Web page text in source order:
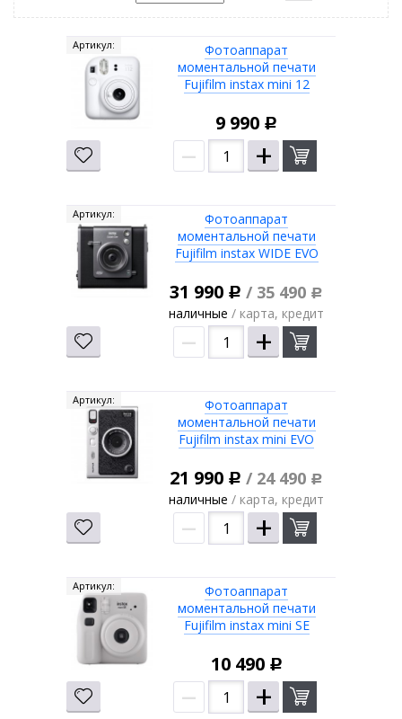
Фотоаппарат
моментальной печати
Fujifilm instax mini 12
Артикул:
9 990 Р
– +
Фотоаппарат
моментальной печати
Fujifilm instax WIDE EVO
Артикул:
31 990 Р / 35 490 Р
наличные/ карта, кредит
– +
Фотоаппарат
моментальной печати
Fujifilm instax mini EVO
Артикул:
21 990 Р / 24 490 Р
наличные/ карта, кредит
– +
Фотоаппарат
моментальной печати
Fujifilm instax mini SE
Артикул:
10 490 Р
– +